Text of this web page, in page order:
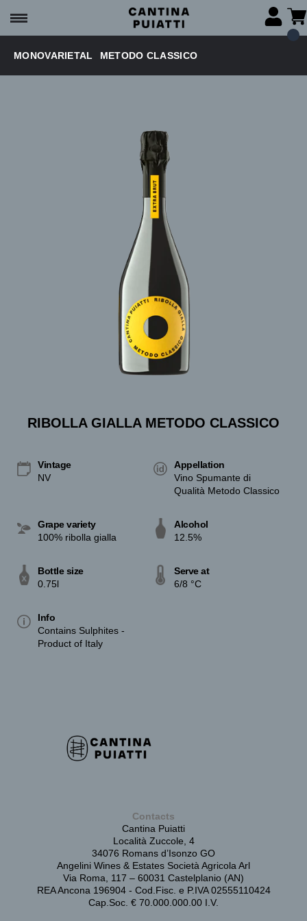
MONOVARIETAL METODO CLASSICO
RIBOLLA GIALLA METODO CLASSICO
Vintage
NV
Appellation
Vino Spumante di
Qualità Metodo Classico
Grape variety
100% ribolla gialla
Alcohol
12.5%
Bottle size
0.75l
Serve at
6/8 °C
Info
Contains Sulphites -
Product of Italy
Contacts
Cantina Puiatti
Località Zuccole, 4
34076 Romans d’Isonzo GO
Angelini Wines & Estates Società Agricola Arl
Via Roma, 117 – 60031 Castelplanio (AN)
REA Ancona 196904 - Cod.Fisc. e P.IVA 02555110424
Cap.Soc. € 70.000.000.00 I.V.